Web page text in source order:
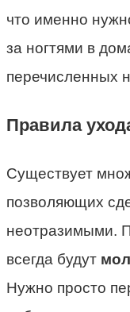
что именно
за ногтями в
перечисленных
Правила
Существует
позволяющих
неотразимыми.
всегда будут
Нужно просто